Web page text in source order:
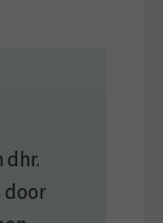
door